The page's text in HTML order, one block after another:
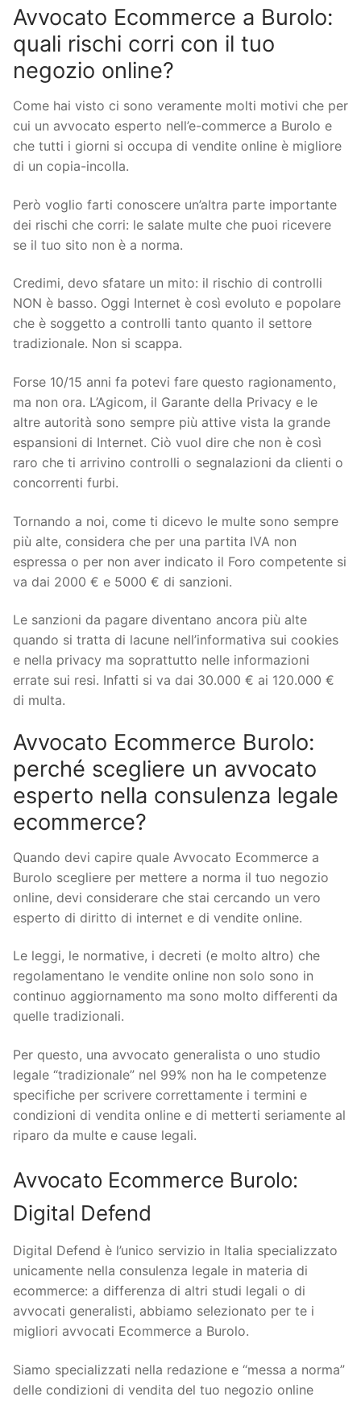
Avvocato Ecommerce a Burolo:
quali rischi corri con il tuo
negozio online?
Come hai visto ci sono veramente molti motivi che per
cui un avvocato esperto nell’e-commerce a Burolo e
che tutti i giorni si occupa di vendite online è migliore
di un copia-incolla.
Però voglio farti conoscere un’altra parte importante
dei rischi che corri: le salate multe che puoi ricevere
se il tuo sito non è a norma.
Credimi, devo sfatare un mito: il rischio di controlli
NON è basso. Oggi Internet è così evoluto e popolare
che è soggetto a controlli tanto quanto il settore
tradizionale. Non si scappa.
Forse 10/15 anni fa potevi fare questo ragionamento,
ma non ora. L’Agicom, il Garante della Privacy e le
altre autorità sono sempre più attive vista la grande
espansioni di Internet. Ciò vuol dire che non è così
raro che ti arrivino controlli o segnalazioni da clienti o
concorrenti furbi.
Tornando a noi, come ti dicevo le multe sono sempre
più alte, considera che per una partita IVA non
espressa o per non aver indicato il Foro competente si
va dai 2000 € e 5000 € di sanzioni.
Le sanzioni da pagare diventano ancora più alte
quando si tratta di lacune nell’informativa sui cookies
e nella privacy ma soprattutto nelle informazioni
errate sui resi. Infatti si va dai 30.000 € ai 120.000 €
di multa.
Avvocato Ecommerce Burolo:
perché scegliere un avvocato
esperto nella consulenza legale
ecommerce?
Quando devi capire quale Avvocato Ecommerce a
Burolo scegliere per mettere a norma il tuo negozio
online, devi considerare che stai cercando un vero
esperto di diritto di internet e di vendite online.
Le leggi, le normative, i decreti (e molto altro) che
regolamentano le vendite online non solo sono in
continuo aggiornamento ma sono molto differenti da
quelle tradizionali.
Per questo, una avvocato generalista o uno studio
legale “tradizionale” nel 99% non ha le competenze
specifiche per scrivere correttamente i termini e
condizioni di vendita online e di metterti seriamente al
riparo da multe e cause legali.
Avvocato Ecommerce Burolo:
Digital Defend
Digital Defend è l’unico servizio in Italia specializzato
unicamente nella consulenza legale in materia di
ecommerce: a differenza di altri studi legali o di
avvocati generalisti, abbiamo selezionato per te i
migliori avvocati Ecommerce a Burolo.
Siamo specializzati nella redazione e “messa a norma”
delle condizioni di vendita del tuo negozio online